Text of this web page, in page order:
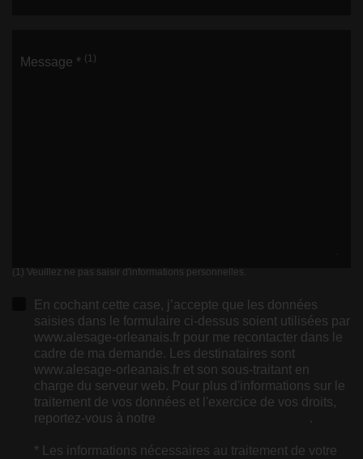
Message * (1)
(1) Veuillez ne pas saisir d'informations personnelles.
En cochant cette case, j’accepte que les données
saisies dans le formulaire ci-dessus soient utilisées par
www.alesage-orleanais.fr pour me recontacter dans le
cadre de ma demande. Les destinataires sont
www.alesage-orleanais.fr et son sous-traitant en
charge du serveur web. Pour plus d'informations sur le
traitement de vos données et l'exercice de vos droits,
reportez-vous à notre
.
* Les informations nécessaires au traitement de votre